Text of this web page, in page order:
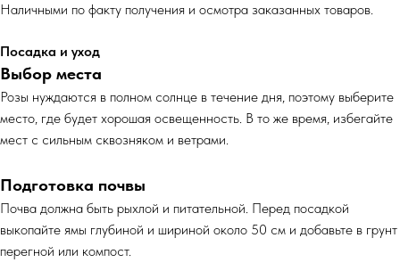
Наличными по факту получения и осмотра заказанных товаров.
Посадка и уход
Выбор места
Розы нуждаются в полном солнце в течение дня, поэтому выберите
место, где будет хорошая освещенность. В то же время, избегайте
мест с сильным сквозняком и ветрами.
Подготовка почвы
Почва должна быть рыхлой и питательной. Перед посадкой
выкопайте ямы глубиной и шириной около 50 см и добавьте в грунт
перегной или компост.